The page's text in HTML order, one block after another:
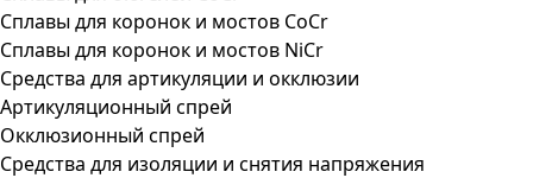
Сплавы для коронок и мостов CoCr
Сплавы для коронок и мостов NiCr
Средства для артикуляции и окклюзии
Артикуляционный спрей
Окклюзионный спрей
Средства для изоляции и снятия напряжения